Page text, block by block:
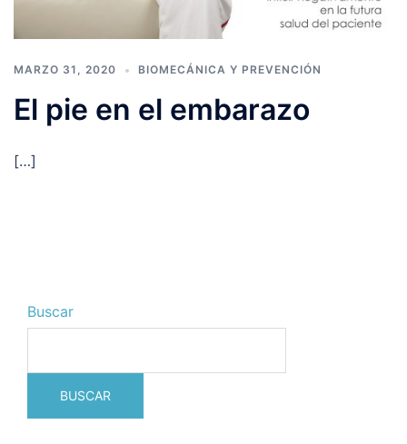
MARZO 31, 2020 BIOMECÁNICA Y PREVENCIÓN
El pie en el embarazo
[…]
Buscar
BUSCAR